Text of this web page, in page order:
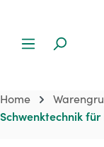
Home
Schwenktechnik